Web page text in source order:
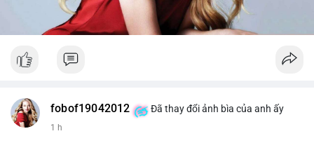
fobof19042012 Đã thay đổi ảnh bìa của anh ấy
1 h